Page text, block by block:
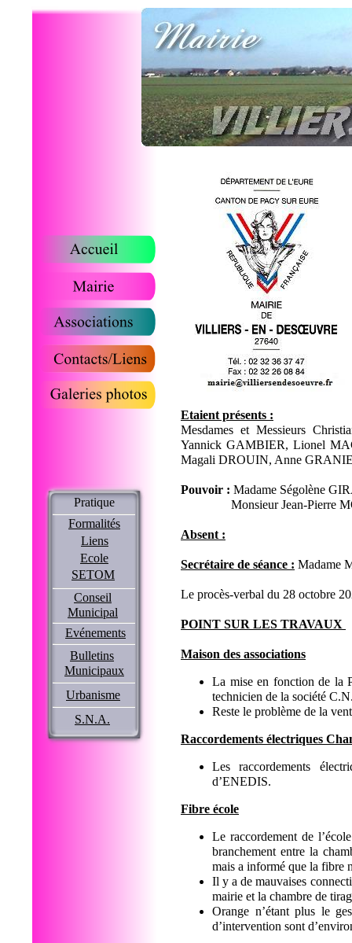
Etaient présents :
Mesdames et Messieurs
Yannick GAMBIER, Lionel
Magali DROUIN, Anne
Pouvoir : Madame Ségolène
Monsieur Jean-Pierre
Absent :
Secrétaire de séance : Madame
Le procès-verbal du 28 octobre
POINT SUR LES TRAVAUX
Maison des associations
La mise en fonction de la
technicien de la société
Reste le problème de la
Raccordements électriques
Les raccordements
d’ENEDIS.
Fibre école
Le raccordement de
branchement entre la
mais a informé que la fibre
Il y a de mauvaises
mairie et la chambre de
Orange n’étant plus le
d’intervention sont
Pratique
Formalités
Liens
Ecole
SETOM
Conseil
Municipal
Evénements
Bulletins
Municipaux
Urbanisme
S.N.A.